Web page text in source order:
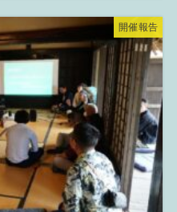
開催報告